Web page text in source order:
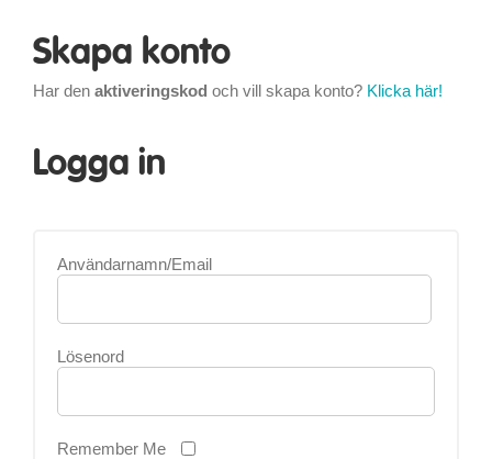
Skapa konto
Har den aktiveringskod och vill skapa konto? Klicka här!
Logga in
Användarnamn/Email
Lösenord
Remember Me